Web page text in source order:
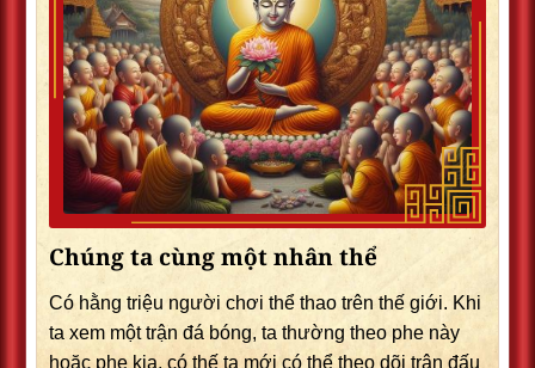
Chúng ta cùng một nhân thể
Có hằng triệu người chơi thể thao trên thế giới. Khi
ta xem một trận đá bóng, ta thường theo phe này
hoặc phe kia, có thế ta mới có thể theo dõi trận đấu